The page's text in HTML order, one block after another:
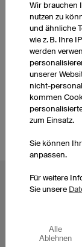
BELIEBTE
Basketballtrikots
Wir brauchen
nutzen zu
und ähnliche
wie z. B. Ihre
werden
unserer
nicht-
kommen
zum Einsatz.
Sie können
anpassen.
Für weitere
Sie unsere
Alle
Ablehnen